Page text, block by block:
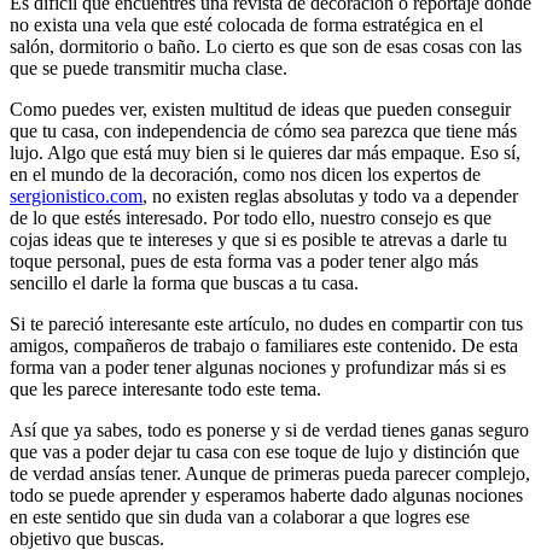
no exista una vela que esté colocada de forma estratégica en el
salón, dormitorio o baño. Lo cierto es que son de esas cosas con las
que se puede transmitir mucha clase.
Como puedes ver, existen multitud de ideas que pueden conseguir
que tu casa, con independencia de cómo sea parezca que tiene más
lujo. Algo que está muy bien si le quieres dar más empaque. Eso sí,
en el mundo de la decoración, como nos dicen los expertos de
sergionistico.com, no existen reglas absolutas y todo va a depender
de lo que estés interesado. Por todo ello, nuestro consejo es que
cojas ideas que te intereses y que si es posible te atrevas a darle tu
toque personal, pues de esta forma vas a poder tener algo más
sencillo el darle la forma que buscas a tu casa.
Si te pareció interesante este artículo, no dudes en compartir con tus
amigos, compañeros de trabajo o familiares este contenido. De esta
forma van a poder tener algunas nociones y profundizar más si es
que les parece interesante todo este tema.
Así que ya sabes, todo es ponerse y si de verdad tienes ganas seguro
que vas a poder dejar tu casa con ese toque de lujo y distinción que
de verdad ansías tener. Aunque de primeras pueda parecer complejo,
todo se puede aprender y esperamos haberte dado algunas nociones
en este sentido que sin duda van a colaborar a que logres ese
objetivo que buscas.